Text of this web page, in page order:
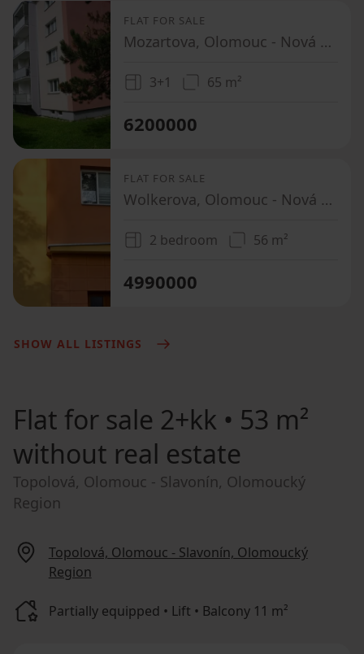
FLAT FOR SALE
Mozartova, Olomouc - Nová Ulice, Olomoucký Region
3+1 65 m²
6200000
FLAT FOR SALE
Wolkerova, Olomouc - Nová Ulice, Olomoucký Region
2 bedroom 56 m²
4990000
SHOW ALL LISTINGS
Flat for sale 2+kk • 53 m²
without real estate
Topolová, Olomouc - Slavonín, Olomoucký
Region
Topolová, Olomouc - Slavonín, Olomoucký
Region
Partially equipped • Lift • Balcony 11 m²